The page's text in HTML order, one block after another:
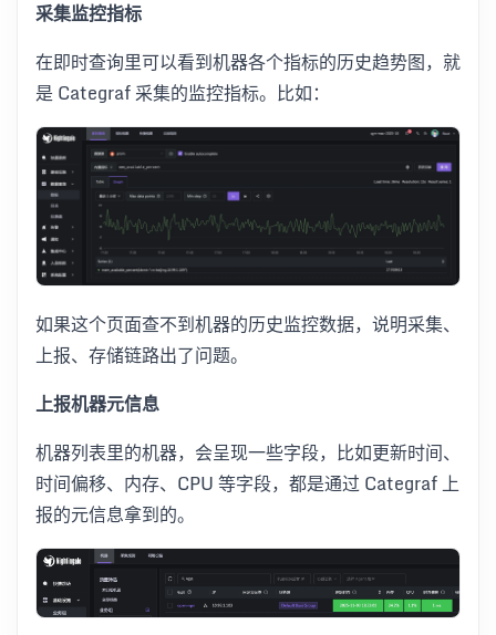
采集监控指标
在即时查询里可以看到机器各个指标的历史趋势图，就
是 Categraf 采集的监控指标。比如：
如果这个页面查不到机器的历史监控数据，说明采集、
上报、存储链路出了问题。
上报机器元信息
机器列表里的机器，会呈现一些字段，比如更新时间、
时间偏移、内存、CPU 等字段，都是通过 Categraf 上
报的元信息拿到的。